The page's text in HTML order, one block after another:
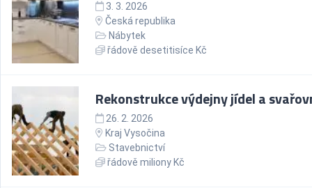
3. 3. 2026
Česká republika
Nábytek
řádově desetitisíce Kč
Rekonstrukce výdejny jídel a
26. 2. 2026
Kraj Vysočina
Stavebnictví
řádově miliony Kč